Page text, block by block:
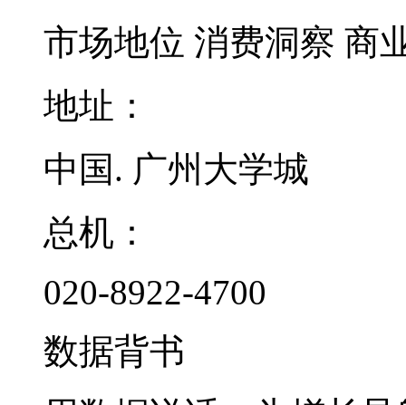
市场地位 消费洞察 商
地址：
中国. 广州大学城
总机：
020-8922-4700
数据背书